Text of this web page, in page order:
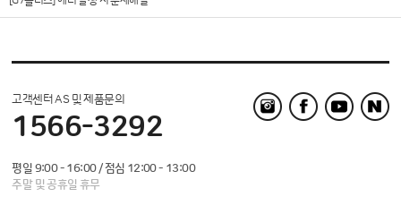
고객센터 AS 및 제품문의
1566-3292
평일 9:00 - 16:00 / 점심 12:00 - 13:00
주말 및 공휴일 휴무